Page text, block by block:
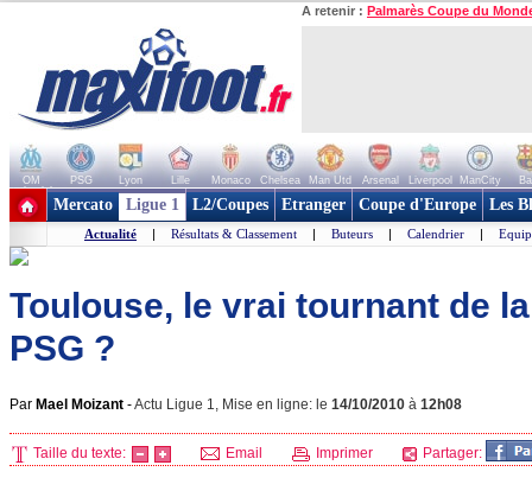
A retenir : Palmarès Coupe du
OM PSG Lyon Lille Monaco Chelsea Man Utd Arsenal Liverpool ManCity
+ de clubs
Mercato Ligue 1 L2/Coupes Etranger Coupe d'Europe Les
Actualité | Résultats & Classement | Buteurs | Calendrier |
Toulouse, le vrai tournant de
PSG ?
Par Mael Moizant -Actu Ligue 1, Mise en ligne: le 14/10/2010 à 12h08
Taille du texte: Email Imprimer Partager: